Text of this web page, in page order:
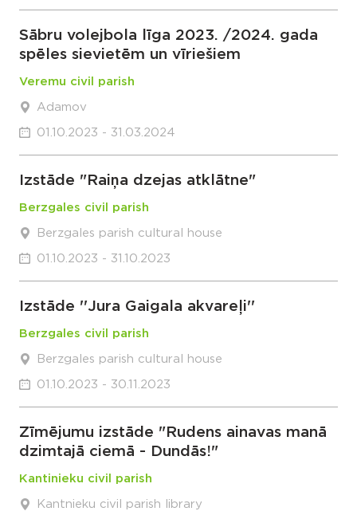
Sābru volejbola līga 2023. /2024. gada
spēles sievietēm un vīriešiem
Veremu civil parish
Adamov
01.10.2023 - 31.03.2024
Izstāde "Raiņa dzejas atklātne"
Berzgales civil parish
Berzgales parish cultural house
01.10.2023 - 31.10.2023
Izstāde ''Jura Gaigala akvareļi''
Berzgales civil parish
Berzgales parish cultural house
01.10.2023 - 30.11.2023
Zīmējumu izstāde "Rudens ainavas manā
dzimtajā ciemā - Dundās!"
Kantinieku civil parish
Kantnieku civil parish library